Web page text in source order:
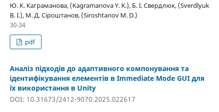
Ю. К. Каграманова, (Kagramanova Y. K.), Б. І. Свердлюк, (Sverdlyuk
B. I.), М. Д. Сіроштанов, (Siroshtanov M. D.)
30-34
pdf
Аналіз підходів до адаптивного компонування та
ідентифікування елементів в Immediate Mode GUI для
їх використання в Unity
DOI: 10.31673/2412-9070.2025.022617